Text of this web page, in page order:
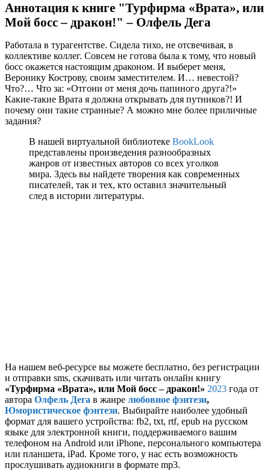
Аннотация к книге "Турфирма «Врата», или
Мой босс – дракон!" – Олфель Дега
Работала в турагентстве. Сидела тихо, не отсвечивая, в
коллективе коллег. Совсем не готова была к тому, что новый
босс окажется настоящим драконом. И выберет меня,
Веронику Кострову, своим заместителем. И… невестой?
Что?… Что за: «Отгони от меня дочь папиного друга?!»
Какие-такие Врата я должна открывать для путников?! И
почему они такие странные? А можно мне более приличные
задания?
В нашей виртуальной библиотеке BookLook
представлены произведения разнообразных
жанров от известных авторов со всех уголков
мира. Здесь вы найдете творения как современных
писателей, так и тех, кто оставил значительный
след в истории литературы.
На нашем веб-ресурсе вы можете бесплатно, без регистрации
и отправки sms, скачивать или читать онлайн книгу
«Турфирма «Врата», или Мой босс – дракон!» 2023 года от
автора Олфель Дега в жанре любовное фэнтези,
Юмористическое фэнтези. Выбирайте наиболее удобный
формат для вашего устройства: fb2, txt, rtf, epub на русском
языке для электронной книги, поддерживаемого вашим
телефоном на Android или iPhone, персонального компьютера
или планшета, iPad. Кроме того, у нас есть возможность
прослушивать аудиокниги в формате mp3.